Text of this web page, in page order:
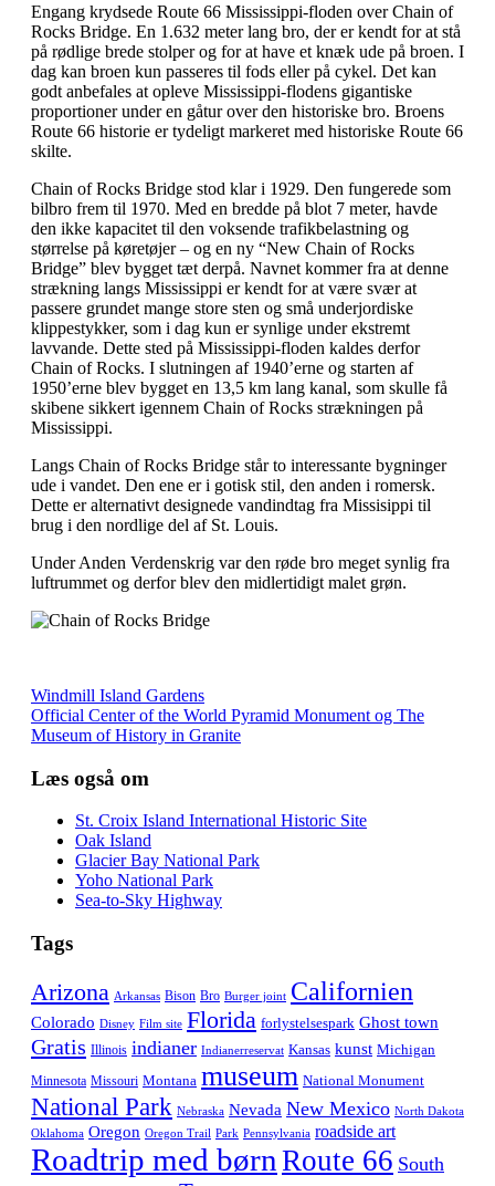
Engang krydsede Route 66 Mississippi-floden over Chain of
Rocks Bridge. En 1.632 meter lang bro, der er kendt for at stå
på rødlige brede stolper og for at have et knæk ude på broen. I
dag kan broen kun passeres til fods eller på cykel. Det kan
godt anbefales at opleve Mississippi-flodens gigantiske
proportioner under en gåtur over den historiske bro. Broens
Route 66 historie er tydeligt markeret med historiske Route 66
skilte.
Chain of Rocks Bridge stod klar i 1929. Den fungerede som
bilbro frem til 1970. Med en bredde på blot 7 meter, havde
den ikke kapacitet til den voksende trafikbelastning og
størrelse på køretøjer – og en ny “New Chain of Rocks
Bridge” blev bygget tæt derpå. Navnet kommer fra at denne
strækning langs Mississippi er kendt for at være svær at
passere grundet mange store sten og små underjordiske
klippestykker, som i dag kun er synlige under ekstremt
lavvande. Dette sted på Mississippi-floden kaldes derfor
Chain of Rocks. I slutningen af 1940’erne og starten af
1950’erne blev bygget en 13,5 km lang kanal, som skulle få
skibene sikkert igennem Chain of Rocks strækningen på
Mississippi.
Langs Chain of Rocks Bridge står to interessante bygninger
ude i vandet. Den ene er i gotisk stil, den anden i romersk.
Dette er alternativt designede vandindtag fra Missisippi til
brug i den nordlige del af St. Louis.
Under Anden Verdenskrig var den røde bro meget synlig fra
luftrummet og derfor blev den midlertidigt malet grøn.
Windmill Island Gardens
Official Center of the World Pyramid Monument og The
Museum of History in Granite
Læs også om
St. Croix Island International Historic Site
Oak Island
Glacier Bay National Park
Yoho National Park
Sea-to-Sky Highway
Tags
Arizona Arkansas Bison Bro Burger joint Californien
Colorado Disney Film site Florida forlystelsespark Ghost town
Gratis Illinois indianer Indianerreservat Kansas kunst Michigan
Minnesota Missouri Montana museum National Monument
National Park Nebraska Nevada New Mexico North Dakota
Oklahoma Oregon Oregon Trail Park Pennsylvania roadside art
Roadtrip med børn Route 66 South